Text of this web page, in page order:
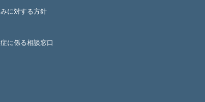
に対する方針
に係る相談窓口